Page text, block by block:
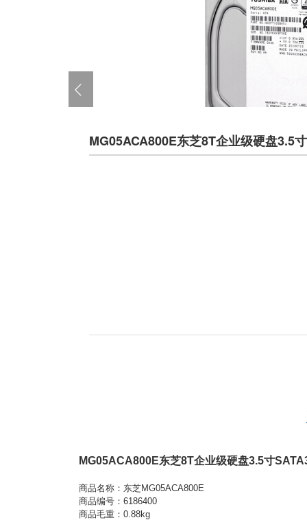
MG05ACA800E东芝8T企业级硬盘3.5
MG05ACA800E东芝8T企业级硬盘3.5寸
商品名称：东芝MG05ACA800E
商品编号：6186400
商品毛重：0.88kg